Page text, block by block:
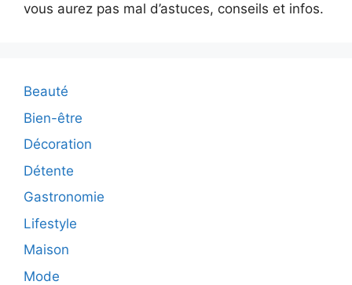
vous aurez pas mal d’astuces, conseils et infos.
Beauté
Bien-être
Décoration
Détente
Gastronomie
Lifestyle
Maison
Mode